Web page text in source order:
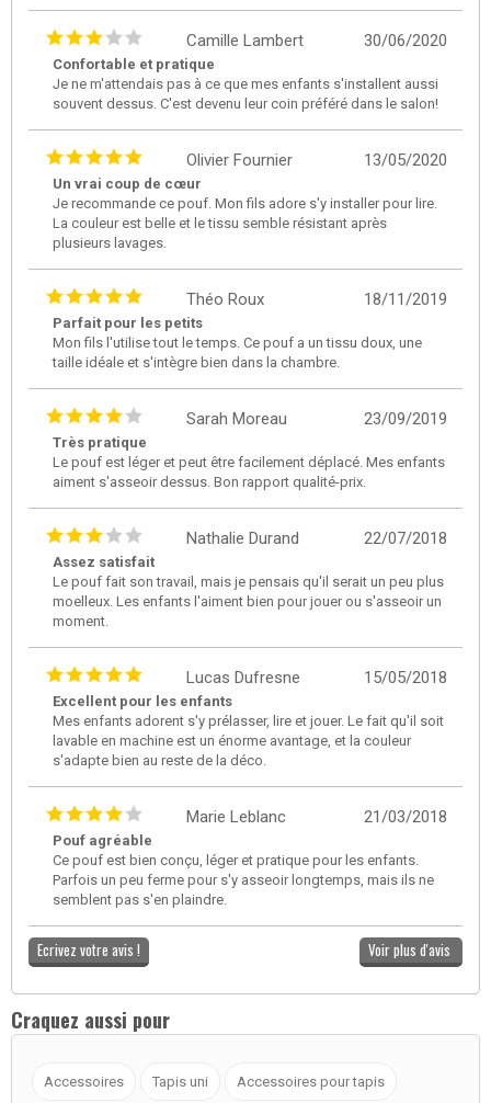
30/06/2020
Camille Lambert
Confortable et pratique
Je ne m'attendais pas à ce que mes enfants s'installent aussi
souvent dessus. C'est devenu leur coin préféré dans le salon!
13/05/2020
Olivier Fournier
Un vrai coup de cœur
Je recommande ce pouf. Mon fils adore s'y installer pour lire.
La couleur est belle et le tissu semble résistant après
plusieurs lavages.
18/11/2019
Théo Roux
Parfait pour les petits
Mon fils l'utilise tout le temps. Ce pouf a un tissu doux, une
taille idéale et s'intègre bien dans la chambre.
23/09/2019
Sarah Moreau
Très pratique
Le pouf est léger et peut être facilement déplacé. Mes enfants
aiment s'asseoir dessus. Bon rapport qualité-prix.
22/07/2018
Nathalie Durand
Assez satisfait
Le pouf fait son travail, mais je pensais qu'il serait un peu plus
moelleux. Les enfants l'aiment bien pour jouer ou s'asseoir un
moment.
15/05/2018
Lucas Dufresne
Excellent pour les enfants
Mes enfants adorent s'y prélasser, lire et jouer. Le fait qu'il soit
lavable en machine est un énorme avantage, et la couleur
s'adapte bien au reste de la déco.
21/03/2018
Marie Leblanc
Pouf agréable
Ce pouf est bien conçu, léger et pratique pour les enfants.
Parfois un peu ferme pour s'y asseoir longtemps, mais ils ne
semblent pas s'en plaindre.
Ecrivez votre avis ! Voir plus d'avis
Craquez aussi pour
Accessoires Tapis uni Accessoires pour tapis